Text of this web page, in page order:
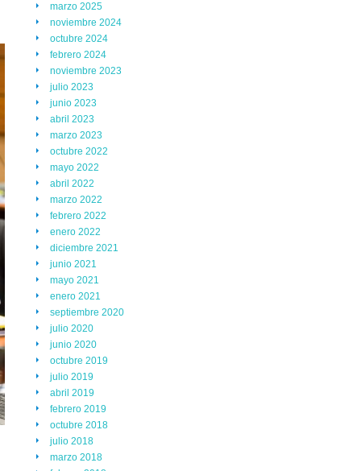
marzo 2025
noviembre 2024
octubre 2024
febrero 2024
noviembre 2023
julio 2023
junio 2023
abril 2023
marzo 2023
octubre 2022
mayo 2022
abril 2022
marzo 2022
febrero 2022
enero 2022
diciembre 2021
junio 2021
mayo 2021
enero 2021
septiembre 2020
julio 2020
junio 2020
octubre 2019
julio 2019
abril 2019
febrero 2019
octubre 2018
julio 2018
marzo 2018